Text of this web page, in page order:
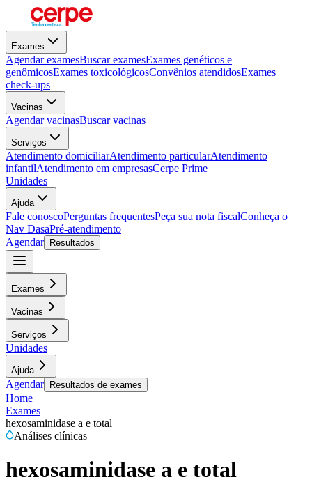
Exames
Agendar examesBuscar examesExames genéticos e
genômicosExames toxicológicosConvênios atendidosExames
check-ups
Vacinas
Agendar vacinasBuscar vacinas
Serviços
Atendimento domiciliarAtendimento particularAtendimento
infantilAtendimento em empresasCerpe Prime
Unidades
Ajuda
Fale conoscoPerguntas frequentesPeça sua nota fiscalConheça o
Nav DasaPré-atendimento
Agendar
Resultados
Exames
Vacinas
Serviços
Unidades
Ajuda
Agendar Resultados de exames
Home
Exames
hexosaminidase a e total
Análises clínicas
hexosaminidase a e total